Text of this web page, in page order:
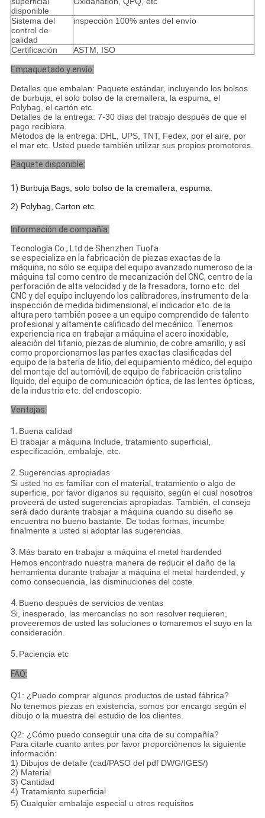
disponible
Sistema del
control de
calidad
inspección 100% antes del envío
Certificación ASTM, ISO
Empaquetado y envío:
Detalles que embalan: Paquete estándar, incluyendo los bolsos
de burbuja, el solo bolso de la cremallera, la espuma, el
Polybag, el cartón etc.
Detalles de la entrega: 7-30 días del trabajo después de que el
pago recibiera.
Métodos de la entrega: DHL, UPS, TNT, Fedex, por el aire, por
el mar etc. Usted puede también utilizar sus propios promotores.
Paquete disponible:
1) Burbuja Bags, solo bolso de la cremallera, espuma.
2) Polybag, Carton etc.
Información de compañía:
Tecnología Co., Ltd de Shenzhen Tuofa
se especializa en la fabricación de piezas exactas de la
máquina, no sólo se equipa del equipo avanzado numeroso de la
máquina tal como centro de mecanización del CNC, centro de la
perforación de alta velocidad y de la fresadora, torno etc. del
CNC y del equipo incluyendo los calibradores, instrumento de la
inspección de medida bidimensional, el indicador etc. de la
altura pero también posee a un equipo comprendido de talento
profesional y altamente calificado del mecánico. Tenemos
experiencia rica en trabajar a máquina el acero inoxidable,
aleación del titanio, piezas de aluminio, de cobre amarillo, y así
como proporcionamos las partes exactas clasificadas del
equipo de la batería de litio, del equipamiento médico, del equipo
del montaje del automóvil, de equipo de fabricación cristalino
líquido, del equipo de comunicación óptica, de las lentes ópticas,
de la industria etc. del endoscopio.
Ventajas:
1. Buena calidad
El trabajar a máquina Include, tratamiento superficial,
especificación, embalaje, etc.
2. Sugerencias apropiadas
Si usted no es familiar con el material, tratamiento o algo de
superficie, por favor díganos su requisito, según el cual nosotros
proveerá de usted sugerencias apropiadas. También, el consejo
será dado durante trabajar a máquina cuando su diseño se
encuentra no bueno bastante. De todas formas, incumbe
finalmente a usted si adoptar las sugerencias.
3. Más barato en trabajar a máquina el metal hardended
Hemos encontrado nuestra manera de reducir el daño de la
herramienta durante trabajar a máquina el metal hardended, y
como consecuencia, las disminuciones del coste.
4. Bueno después de servicios de ventas
Si, inesperado, las mercancías no son resolver requieren,
proveeremos de usted las soluciones o tomaremos el suyo en la
consideración.
5. Paciencia etc
FAQ:
Q1: ¿Puedo comprar algunos productos de usted fábrica?
No tenemos piezas en existencia, somos por encargo según el
dibujo o la muestra del estudio de los clientes.
Q2: ¿Cómo puedo conseguir una cita de su compañía?
Para citarle cuanto antes por favor proporciónenos la siguiente
información:
1) Dibujos de detalle (cad/PASO del pdf DWG/IGES/)
2) Material
3) Cantidad
4) Tratamiento superficial
5) Cualquier embalaje especial u otros requisitos